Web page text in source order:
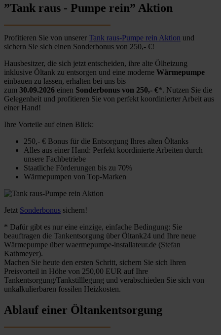
”Tank raus - Pumpe rein” Aktion
Profitieren Sie von unserer Tank raus-Pumpe rein Aktion und
sichern Sie sich einen Sonderbonus von 250,- €!
Hausbesitzer, die sich jetzt entscheiden, ihre alte Ölheizung
inklusive Öltank zu entsorgen und eine moderne Wärmepumpe
einbauen zu lassen, erhalten bei uns bis
zum 30.09.2026 einen Sonderbonus von 250,- €*. Nutzen Sie die
Gelegenheit und profitieren Sie von perfekt koordinierter Arbeit aus
einer Hand!
Ihre Vorteile auf einen Blick:
250,- € Bonus für die Entsorgung Ihres alten Öltanks
Alles aus einer Hand: Perfekt koordinierte Arbeiten durch
unsere Fachbetriebe
Staatliche Förderungen bis zu 70%
Wärmepumpen von Top-Marken
Jetzt Sonderbonus sichern!
* Dafür gibt es nur eine einzige, einfache Bedingung: Sie
beauftragen die Tankentsorgung über Öltank24 und Ihre neue
Wärmepumpe über waermepumpe-installateur.de (Stefan
Kathmeyer).
Machen Sie heute den ersten Schritt, sichern Sie sich Ihren
Preisvorteil in Höhe von 250,00 EUR auf Ihre
Tankentsorgung/Tankstilllegung und verabschieden Sie sich von
unkalkulierbaren fossilen Heizkosten.
Ablauf einer Öltankentsorgung